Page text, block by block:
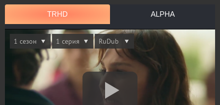
TRHD ALPHA